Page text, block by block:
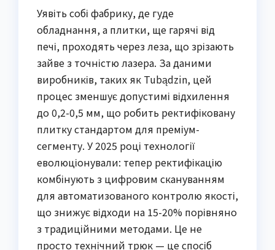
Уявіть собі фабрику, де гуде
обладнання, а плитки, ще гарячі від
печі, проходять через леза, що зрізають
зайве з точністю лазера. За даними
виробників, таких як Tubądzin, цей
процес зменшує допустимі відхилення
до 0,2-0,5 мм, що робить ректифіковану
плитку стандартом для преміум-
сегменту. У 2025 році технології
еволюціонували: тепер ректифікацію
комбінують з цифровим скануванням
для автоматизованого контролю якості,
що знижує відходи на 15-20% порівняно
з традиційними методами. Це не
просто технічний трюк — це спосіб